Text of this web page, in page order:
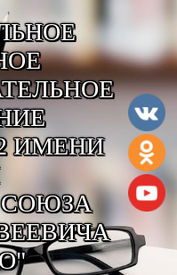
ИМЕНИ
СОЮЗА